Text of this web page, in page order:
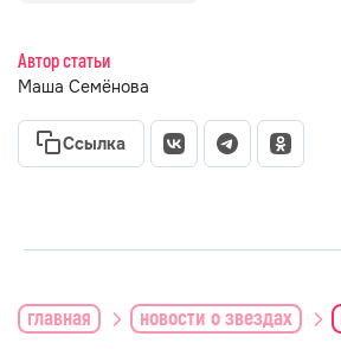
Автор статьи
Маша Семёнова
Ссылка
главная новости о звездах